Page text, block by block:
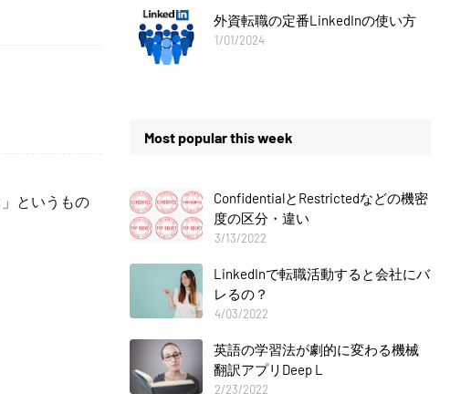
」というもの
外資転職の定番LinkedInの使い方
1/01/2024
Most popular this week
ConfidentialとRestrictedなどの機密
度の区分・違い
3/13/2022
LinkedInで転職活動すると会社にバ
レるの？
4/03/2022
英語の学習法が劇的に変わる機械
翻訳アプリDeep L
2/23/2022